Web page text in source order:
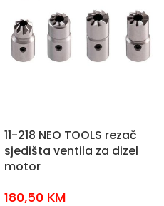
11-218 NEO TOOLS rezač
sjedišta ventila za dizel
motor
180,50 KM